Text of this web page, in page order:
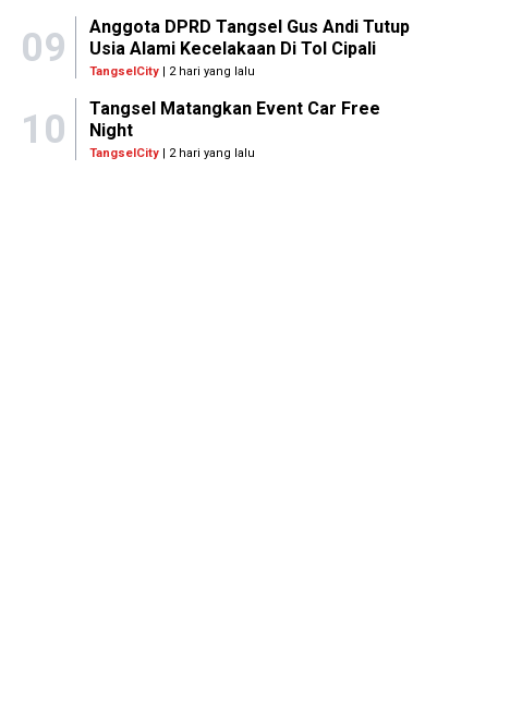
09
Anggota DPRD Tangsel Gus Andi Tutup
Usia Alami Kecelakaan Di Tol Cipali
TangselCity| 2 hari yang lalu
10
Tangsel Matangkan Event Car Free
Night
TangselCity| 2 hari yang lalu